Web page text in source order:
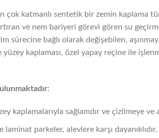
çok katmanlı sentetik bir zemin
ve nem bariyeri görevi gören su
sürecine bağlı olarak değişebilen,
kaplaması, özel yapay reçine ile
kaplamalarıyla sağlamdır ve çizilmeye ve
laminat parkeler, alevlere karşı dayanıklıdır.